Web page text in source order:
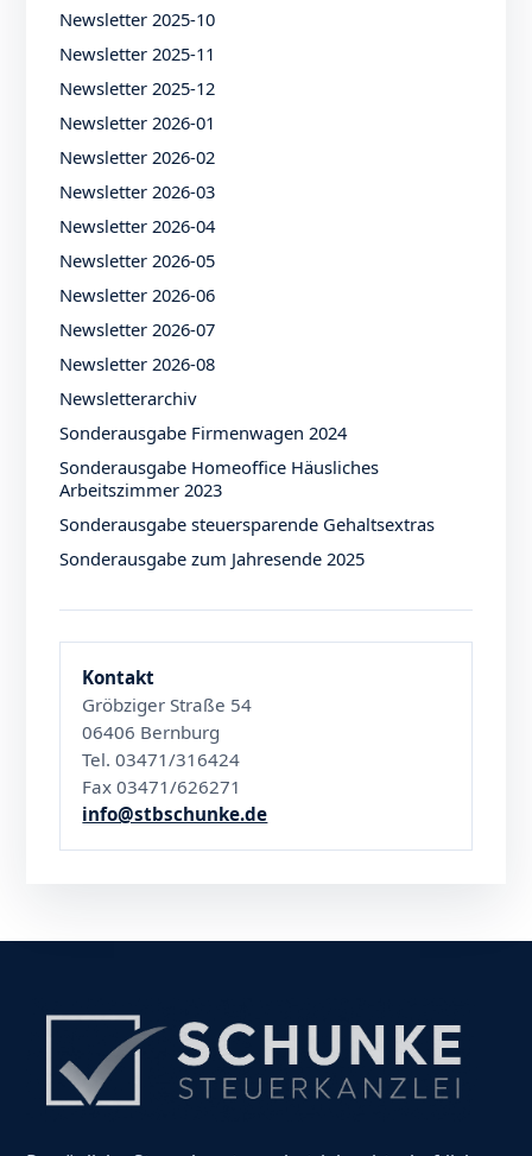
Newsletter 2025-10
Newsletter 2025-11
Newsletter 2025-12
Newsletter 2026-01
Newsletter 2026-02
Newsletter 2026-03
Newsletter 2026-04
Newsletter 2026-05
Newsletter 2026-06
Newsletter 2026-07
Newsletter 2026-08
Newsletterarchiv
Sonderausgabe Firmenwagen 2024
Sonderausgabe Homeoffice Häusliches
Arbeitszimmer 2023
Sonderausgabe steuersparende Gehaltsextras
Sonderausgabe zum Jahresende 2025
Kontakt
Gröbziger Straße 54
06406 Bernburg
Tel. 03471/316424
Fax 03471/626271
info@stbschunke.de